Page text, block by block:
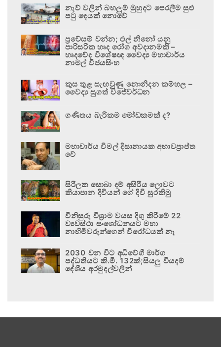
නැව් වලින් බහලුම් මුහුදට පෙරලීම සුළු
පටු දෙයක් නොවේ
ප්‍රවේසම් වන්න; එල් නිනෝ යනු
පාරිසරික හෘද රෝග අවදානමකි –
හෘදවේද විශේෂඥ වෛද්‍ය මහාචාර්ය
නාමල් විජයසිංහ
කුස තුළ සැඟවුණු නොනිදන කම්හල –
වෛද්‍ය සුගත් විජේවර්ධන
ගණිතය බැරිකම මෝඩකමක් ද?
මහාචාර්ය විමල් දිසානායක අභාවප්‍රාප්ත
වේ
සිරිලක සොබා දම් අසිරිය ලොවට
කියාපාන දිවියන් ගේ දිවි සුරකිමු
විනිසුරු විශ්‍රාම වයස දිගු කිරීමේ 22
ව්‍යවස්ථා සංශෝධනයට මහා
නාහිමිවරුන්ගෙන් විරෝධයක් නෑ
2030 වන විට අධිවේගී මාර්ග
පද්ධතියට කි.මී. 132ක්;සියලු වියදම්
දේශීය අරමුදල්වලින්